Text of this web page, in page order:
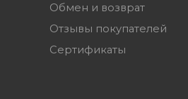
Обмен и возврат
Отзывы покупателей
Сертификаты